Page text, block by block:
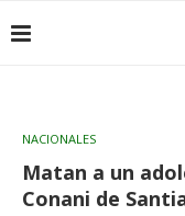
NACIONALES
Matan a un
Conani de